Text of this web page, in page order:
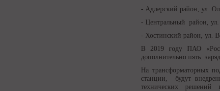
- Адлерский район, ул.
- Центральный район, ул.
- Хостинский район, ул.
В 2019 году ПАО
дополнительно пять
На трансформаторных
станции, будут
технических решений